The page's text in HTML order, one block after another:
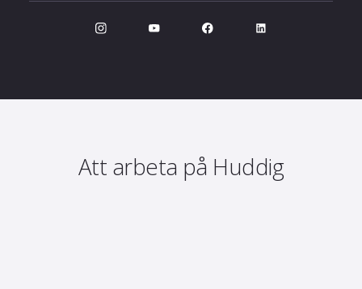
Att arbeta på Huddig